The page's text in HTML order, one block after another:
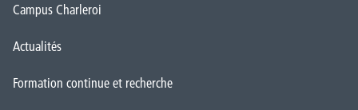
Campus Charleroi
Actualités
Formation continue et recherche